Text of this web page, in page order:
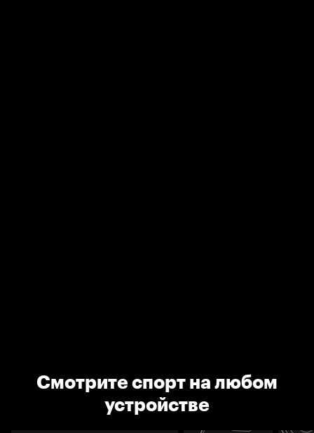
Смотрите спорт на любом
устройстве